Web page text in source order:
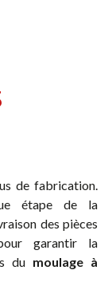
de fabrication.
étape de la
des pièces
garantir la
du moulage à